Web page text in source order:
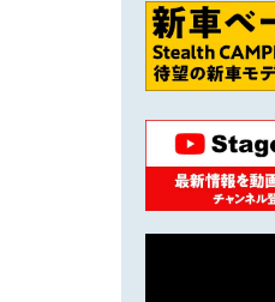
タウンエース
ーター
ルノー カング
タウンエース
ウ